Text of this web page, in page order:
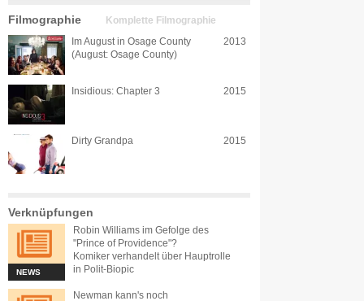
Filmographie Komplette Filmographie
Im August in Osage County
(August: Osage County)
2013
Insidious: Chapter 3 2015
Dirty Grandpa 2015
Verknüpfungen
NEWS
Robin Williams im Gefolge des
"Prince of Providence"?
Komiker verhandelt über Hauptrolle
in Polit-Biopic
Newman kann's noch